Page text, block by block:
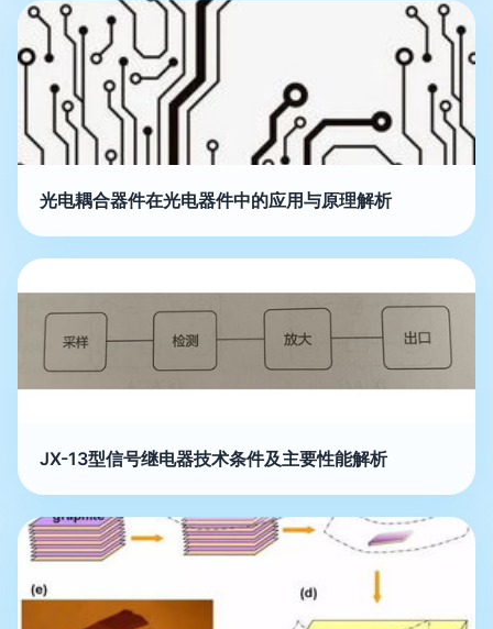
光电耦合器件在光电器件中的应用与原理解析
JX-13型信号继电器技术条件及主要性能解析